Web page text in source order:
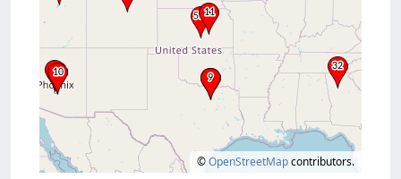
©OpenStreetMapcontributors.